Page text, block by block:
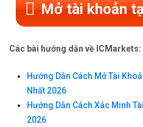
Mở tài khoản
Các bài hướng dẫn về ICMarkets:
Hướng Dẫn Cách Mở Tài
Nhất 2026
Hướng Dẫn Cách Xác Minh
2026